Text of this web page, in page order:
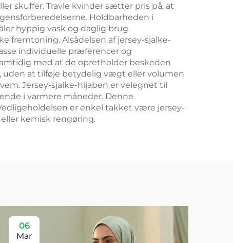
skuffer. Travle kvinder sætter pris på, at
Holdbarheden i
hyppig vask og daglig brug.
fremtoning. Alsådelsen af jersey-sjalke-
individuelle præferencer og
med at de opretholder beskeden
uden at tilføje betydelig vægt eller volumen
Jersey-sjalke-hijaben er velegnet til
i varmere måneder. Denne
er enkel takket være jersey-
kemisk rengøring.
06
Mar